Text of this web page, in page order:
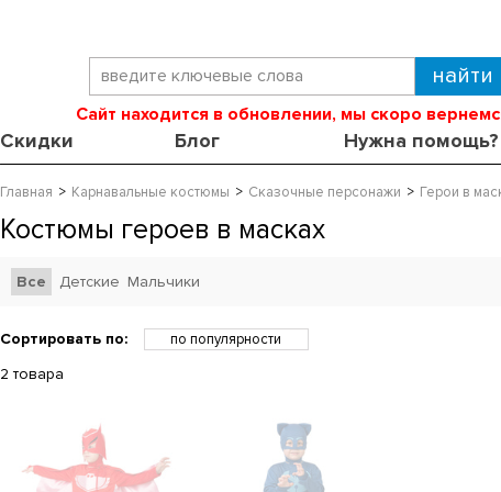
Сайт находится в обновлении, мы скоро
Скидки Блог Нужна помощь?
Главная Карнавальные костюмы Сказочные персонажи Герои в
Костюмы героев в масках
Все Детские Мальчики
Сортировать по:
по популярности
2 товара